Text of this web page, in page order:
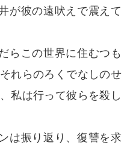
が彼の遠吠えで震えて
らこの世界に住むつも
れらのろくでなしのせ
私は行って彼らを殺し
は振り返り、復讐を求